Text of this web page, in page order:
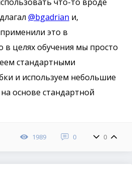
что-то вроде
@bgadrian и,
это в
целях обучения мы просто
стандартными
и используем небольшие
основе стандартной
1989 0 0